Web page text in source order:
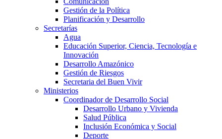
Gestión de la Política
Planificación y Desarrollo
Secretarías
Agua
Educación Superior, Ciencia, Tecnología e
Innovación
Desarrollo Amazónico
Gestión de Riesgos
Secretaria del Buen Vivir
Ministerios
Coordinador de Desarrollo Social
Desarrollo Urbano y Vivienda
Salud Pública
Inclusión Económica y Social
Deporte